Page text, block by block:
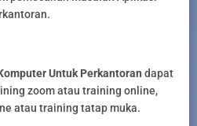
Untuk Perkantoran dapat
zoom atau training online,
atau training tatap muka.